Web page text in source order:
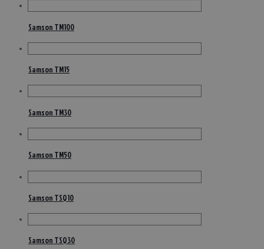
Samson TM100
Samson TM15
Samson TM30
Samson TM50
Samson TSQ10
Samson TSQ30